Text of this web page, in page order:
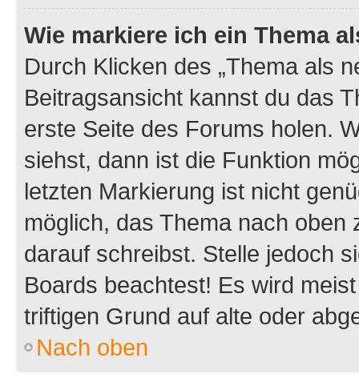
Wie markiere ich ein Thema
Durch Klicken des „Thema als
Beitragsansicht kannst du das
erste Seite des Forums holen.
siehst, dann ist die Funktion
letzten Markierung ist nicht
möglich, das Thema nach oben
darauf schreibst. Stelle jedoch
Boards beachtest! Es wird
triftigen Grund auf alte oder
Nach oben